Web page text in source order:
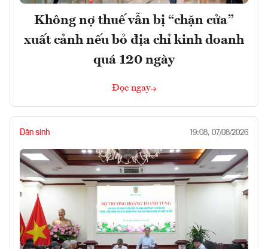
Không nợ thuế vẫn bị “chặn cửa”
xuất cảnh nếu bỏ địa chỉ kinh doanh
quá 120 ngày
Đọc ngay
Dân sinh 19:08, 07/08/2026